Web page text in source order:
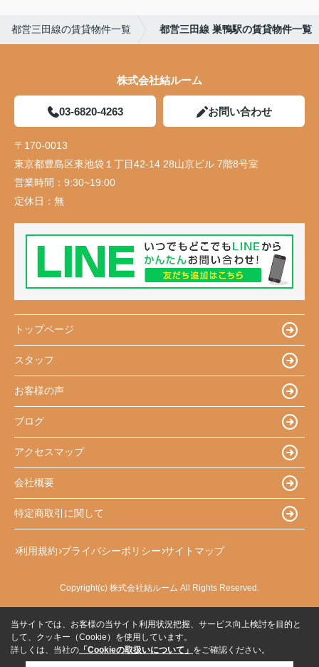
都営三田線の賃貸物件一覧 都営三田線 巣鴨駅の賃貸物件一覧
株式会社結ルーム
03-6820-4263 お問い合わせ
〒170-0013
東京都豊島区東池袋１丁目42-14 28山京ビル 7階8号室
営業時間： 9:30~19:00
定休日： 無
トップページ
スタッフ
お客様の声
ブログ
アクセスマップ
会社概要
特定商取引に関して
利用規約 プライバシーポリシー サイトマップ
Copyright(c) 株式会社結ルーム All Rights Reserved.
当サイトでは、お客様の当サイト利用状況把握、サービス向上検討を目的と
して、クッキー（Cookie）を使用しています。
詳しくは、当社の 「Cookieの取扱いについて」 をご確認ください。